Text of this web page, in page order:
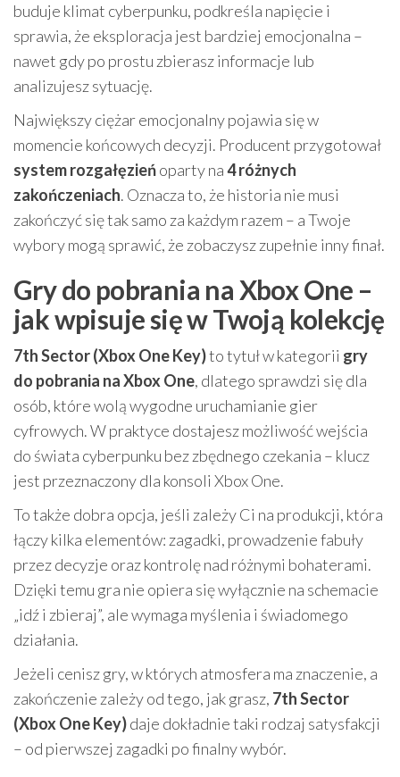
buduje klimat cyberpunku, podkreśla napięcie i
sprawia, że eksploracja jest bardziej emocjonalna –
nawet gdy po prostu zbierasz informacje lub
analizujesz sytuację.
Największy ciężar emocjonalny pojawia się w
momencie końcowych decyzji. Producent przygotował
system rozgałęzieńoparty na4 różnych
zakończeniach. Oznacza to, że historia nie musi
zakończyć się tak samo za każdym razem – a Twoje
wybory mogą sprawić, że zobaczysz zupełnie inny finał.
Gry do pobrania na Xbox One –
jak wpisuje się w Twoją kolekcję
7th Sector (Xbox One Key)to tytuł w kategorii gry
do pobrania na Xbox One, dlatego sprawdzi się dla
osób, które wolą wygodne uruchamianie gier
cyfrowych. W praktyce dostajesz możliwość wejścia
do świata cyberpunku bez zbędnego czekania – klucz
jest przeznaczony dla konsoli Xbox One.
To także dobra opcja, jeśli zależy Ci na produkcji, która
łączy kilka elementów: zagadki, prowadzenie fabuły
przez decyzje oraz kontrolę nad różnymi bohaterami.
Dzięki temu gra nie opiera się wyłącznie na schemacie
„idź i zbieraj”, ale wymaga myślenia i świadomego
działania.
Jeżeli cenisz gry, w których atmosfera ma znaczenie, a
zakończenie zależy od tego, jak grasz, 7th Sector
(Xbox One Key)daje dokładnie taki rodzaj satysfakcji
– od pierwszej zagadki po finalny wybór.